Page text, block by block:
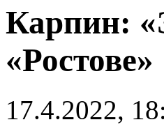
Карпин:
«Ростове»
17.4.2022,